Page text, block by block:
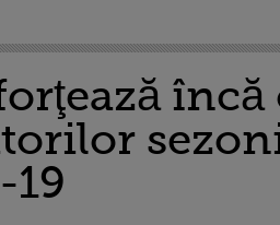
încă